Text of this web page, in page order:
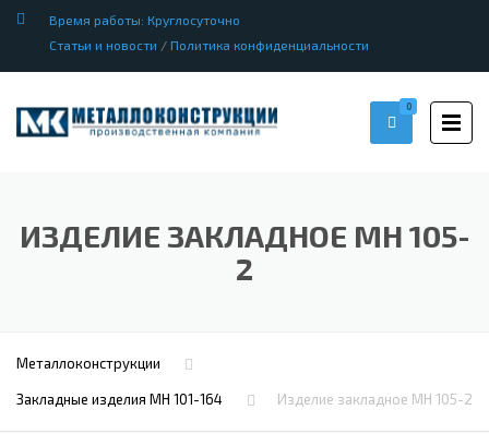
Время работы: Круглосуточно
Статьи и новости / Политика конфиденциальности
0
ИЗДЕЛИЕ ЗАКЛАДНОЕ МН 105-
2
Металлоконструкции
Закладные изделия МН 101-164 Изделие закладное МН 105-2